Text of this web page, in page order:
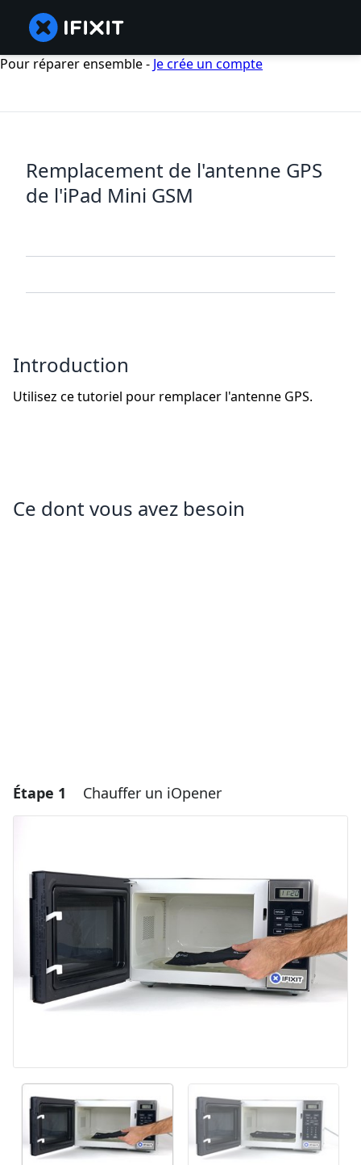
Pour réparer ensemble - Je crée un compte
Remplacement de l'antenne GPS
de l'iPad Mini GSM
Introduction
Utilisez ce tutoriel pour remplacer l'antenne GPS.
Ce dont vous avez besoin
Étape 1 Chauffer un iOpener